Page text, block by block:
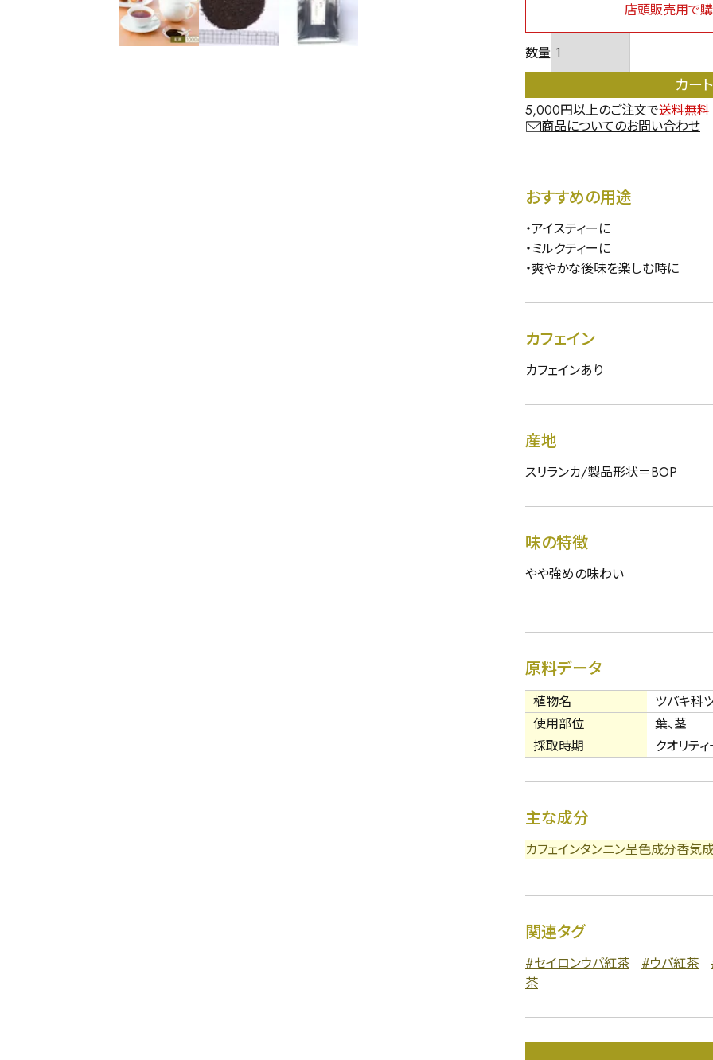
詳細検索
店頭販売用で
カー
5,000円以上のご注文で送料無料
商品についてのお問い合わせ
おすすめの用途
・アイスティーに
・ミルクティーに
・爽やかな後味を楽しむ時に
カフェイン
カフェインあり
産地
スリランカ/製品形状＝BOP
味の特徴
やや強めの味わい
原料データ
植物名
ツバキ科
使用部位
葉、茎
採取時期
クオリテ
主な成分
カフェインタンニン呈色成分香気
関連タグ
#セイロンウバ紅茶 #ウバ紅茶
茶